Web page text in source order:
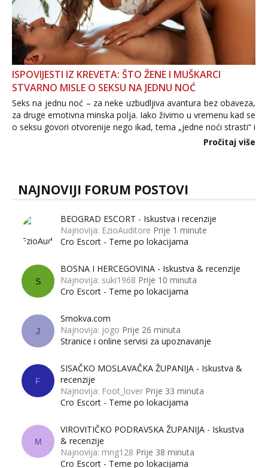
ISPOVIJESTI IZ KREVETA: ŠTO ŽENE I MUŠKARCI
STVARNO MISLE O SEKSU NA JEDNU NOĆ
Seks na jednu noć – za neke uzbudljiva avantura bez obaveza,
za druge emotivna minska polja. Iako živimo u vremenu kad se
o seksu govori otvorenije nego ikad, tema „jedne noći strasti“ i
dalje izaziva burne rasprave. Što zapravo misle žene, a što
Pročitaj više
NAJNOVIJI FORUM POSTOVI
BEOGRAD ESCORT - Iskustva i recenzije
Najnovija: EzioAuditore Prije 1 minute
Cro Escort - Teme po lokacijama
S
BOSNA I HERCEGOVINA - Iskustva & recenzije
Najnovija: suki1968 Prije 10 minuta
Cro Escort - Teme po lokacijama
J
Smokva.com
Najnovija: jogo Prije 26 minuta
Stranice i online servisi za upoznavanje
F
SISAČKO MOSLAVAČKA ŽUPANIJA - Iskustva &
recenzije
Najnovija: Foot_lover Prije 33 minuta
Cro Escort - Teme po lokacijama
M
VIROVITIČKO PODRAVSKA ŽUPANIJA - Iskustva
& recenzije
Najnovija: mng128 Prije 38 minuta
Cro Escort - Teme po lokacijama